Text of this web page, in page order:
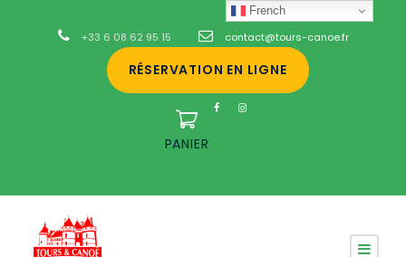
+33 6 08 62 95 15 contact@tours-canoe.fr
RÉSERVATION EN LIGNE
PANIER
French